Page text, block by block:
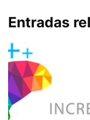
Entradas